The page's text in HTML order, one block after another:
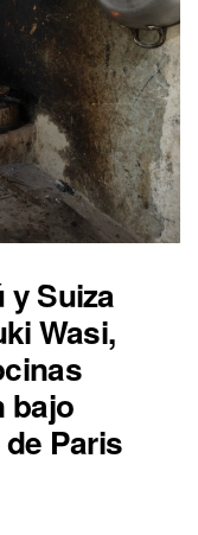
y Suiza
Wasi,
bajo
Paris